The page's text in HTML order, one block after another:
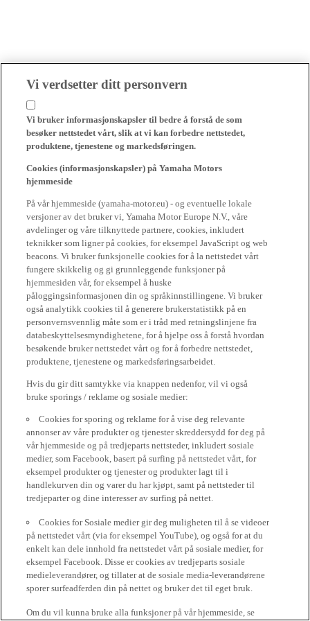
Vi verdsetter ditt personvern
Vi bruker informasjonskapsler til bedre å forstå de som
besøker nettstedet vårt, slik at vi kan forbedre nettstedet,
produktene, tjenestene og markedsføringen.
Cookies (informasjonskapsler) på Yamaha Motors
hjemmeside
På vår hjemmeside (yamaha-motor.eu) - og eventuelle lokale
versjoner av det bruker vi, Yamaha Motor Europe N.V., våre
avdelinger og våre tilknyttede partnere, cookies, inkludert
teknikker som ligner på cookies, for eksempel JavaScript og web
beacons. Vi bruker funksjonelle cookies for å la nettstedet vårt
fungere skikkelig og gi grunnleggende funksjoner på
hjemmesiden vår, for eksempel å huske
påloggingsinformasjonen din og språkinnstillingene. Vi bruker
også analytikk cookies til å generere brukerstatistikk på en
personvernsvennlig måte som er i tråd med retningslinjene fra
databeskyttelsesmyndighetene, for å hjelpe oss å forstå hvordan
besøkende bruker nettstedet vårt og for å forbedre nettstedet,
produktene, tjenestene og markedsføringsarbeidet.
Hvis du gir ditt samtykke via knappen nedenfor, vil vi også
bruke sporings / reklame og sosiale medier:
Cookies for sporing og reklame for å vise deg relevante
annonser av våre produkter og tjenester skreddersydd for deg på
vår hjemmeside og på tredjeparts nettsteder, inkludert sosiale
medier, som Facebook, basert på surfing på nettstedet vårt, for
eksempel produkter og tjenester og produkter lagt til i
handlekurven din og varer du har kjøpt, samt på nettsteder til
tredjeparter og dine interesser av surfing på nettet.
Cookies for Sosiale medier gir deg muligheten til å se videoer
på nettstedet vårt (via for eksempel YouTube), og også for at du
enkelt kan dele innhold fra nettstedet vårt på sosiale medier, for
eksempel Facebook. Disse er cookies av tredjeparts sosiale
medieleverandører, og tillater at de sosiale media-leverandørene
sporer surfeadferden din på nettet og bruker det til eget bruk.
Om du vil kunna bruke alla funksjoner på vår hjemmeside, se